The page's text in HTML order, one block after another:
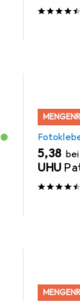
EUR
5,38
UHU